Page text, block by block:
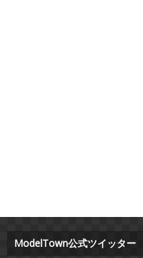
ModelTown公式ツイッター